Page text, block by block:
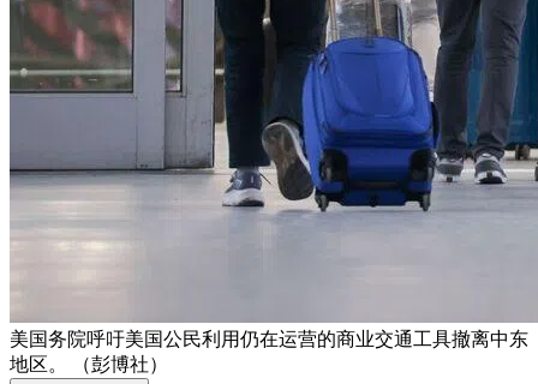
美国务院呼吁美国公民利用仍在运营的商业交通工具撤离中东
地区。 （彭博社）